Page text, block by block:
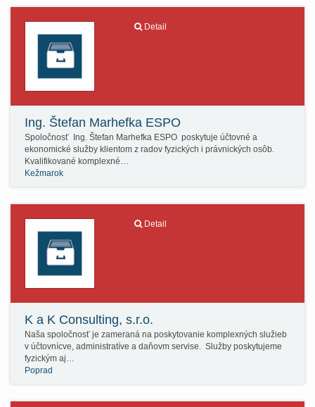
Detail
Ing. Štefan Marhefka ESPO
Spoločnosť Ing. Štefan Marhefka ESPO poskytuje účtovné a
ekonomické služby klientom z radov fyzických i právnických osôb.
Kvalifikované komplexné…
Kežmarok
Detail
K a K Consulting, s.r.o.
Naša spoločnosť je zameraná na poskytovanie komplexných služieb
v účtovnícve, administratíve a daňovm servise. Služby poskytujeme
fyzickým aj…
Poprad